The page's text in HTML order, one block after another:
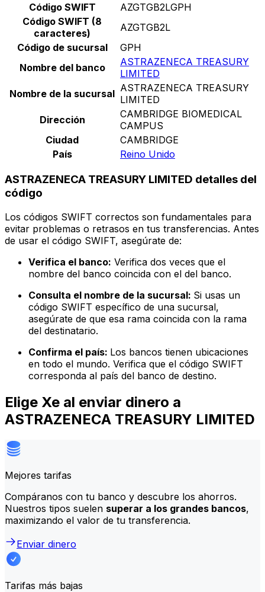
Código SWIFT
AZGTGB2LGPH
Código SWIFT (8
caracteres)
AZGTGB2L
Código de sucursal
GPH
Nombre del banco
ASTRAZENECA TREASURY
LIMITED
Nombre de la sucursal ASTRAZENECA TREASURY
LIMITED
Dirección
CAMBRIDGE BIOMEDICAL
CAMPUS
Ciudad
CAMBRIDGE
País
Reino Unido
ASTRAZENECA TREASURY LIMITED detalles del
código
Los códigos SWIFT correctos son fundamentales para
evitar problemas o retrasos en tus transferencias. Antes
de usar el código SWIFT, asegúrate de:
Verifica el banco: Verifica dos veces que el
nombre del banco coincida con el del banco.
Consulta el nombre de la sucursal: Si usas un
código SWIFT específico de una sucursal,
asegúrate de que esa rama coincida con la rama
del destinatario.
Confirma el país: Los bancos tienen ubicaciones
en todo el mundo. Verifica que el código SWIFT
corresponda al país del banco de destino.
Elige Xe al enviar dinero a
ASTRAZENECA TREASURY LIMITED
Mejores tarifas
Compáranos con tu banco y descubre los ahorros.
Nuestros tipos suelen superar a los grandes bancos,
maximizando el valor de tu transferencia.
Enviar dinero
Tarifas más bajas